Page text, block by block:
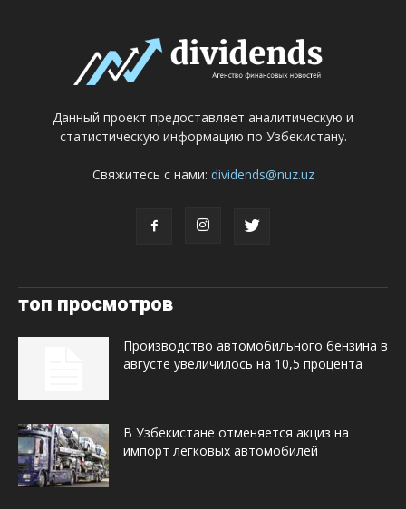
Данный проект предоставляет аналитическую и
статистическую информацию по Узбекистану.
Свяжитесь с нами: dividends@nuz.uz
топ просмотров
Производство автомобильного бензина в
августе увеличилось на 10,5 процента
В Узбекистане отменяется акциз на
импорт легковых автомобилей